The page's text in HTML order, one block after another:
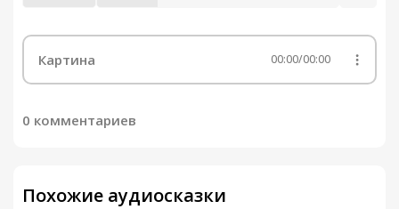
Картина 00:00/00:00
0 комментариев
Похожие аудиосказки